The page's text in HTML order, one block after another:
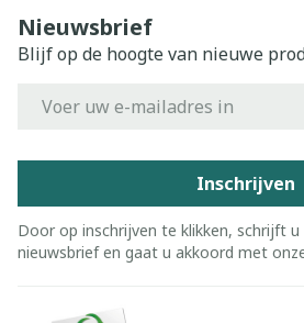
Nieuwsbrief
Blijf op de hoogte van nieuwe
Inschrijven
Door op inschrijven te klikken, schrijft
nieuwsbrief en gaat u akkoord met